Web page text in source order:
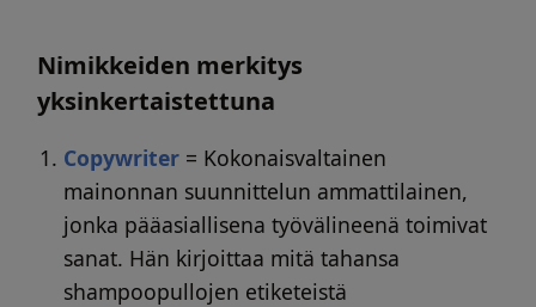
Nimikkeiden merkitys
yksinkertaistettuna
Copywriter = Kokonaisvaltainen
mainonnan suunnittelun ammattilainen,
jonka pääasiallisena työvälineenä toimivat
sanat. Hän kirjoittaa mitä tahansa
shampoopullojen etiketeistä